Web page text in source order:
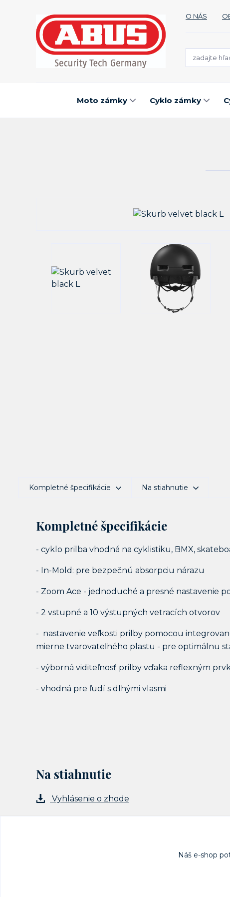
O NÁS
Moto zámky Cyklo zámky
Kompletné špecifikácie Na stiahnutie
Kompletné špecifikácie
- cyklo prilba vhodná na cyklistiku, BMX,
- In-Mold: pre bezpečnú absorpciu nárazu
- Zoom Ace - jednoduché a presné nastavenie
- 2 vstupné a 10 výstupných vetracích otvorov
- nastavenie veľkosti prilby pomocou
mierne tvarovateľného plastu - pre optimálnu
- výborná viditeľnosť prilby vďaka reflexným
- vhodná pre ľudí s dlhými vlasmi
Na stiahnutie
Vyhlásenie o zhode
Náš e-shop